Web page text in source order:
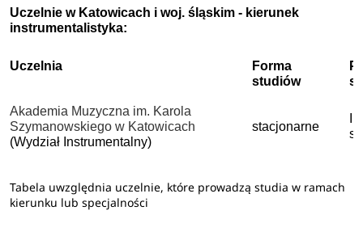
Uczelnie w Katowicach i woj. śląskim - kierunek
instrumentalistyka:
Uczelnia
Forma
studiów
Akademia Muzyczna im. Karola
Szymanowskiego w Katowicach
(Wydział Instrumentalny)
stacjonarne
Tabela uwzględnia uczelnie, które prowadzą studia w ramach
kierunku lub specjalności